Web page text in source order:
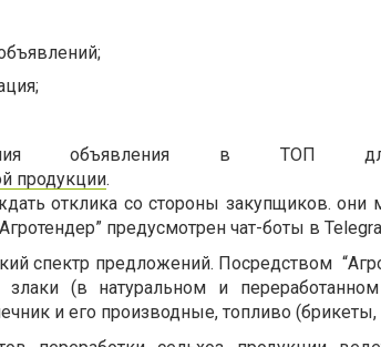
объявления в ТОП
продукции.
отклика со стороны закупщиков. они
предусмотрен чат-боты в
спектр предложений. Посредством
злаки (в натуральном и
и его производные, топливо